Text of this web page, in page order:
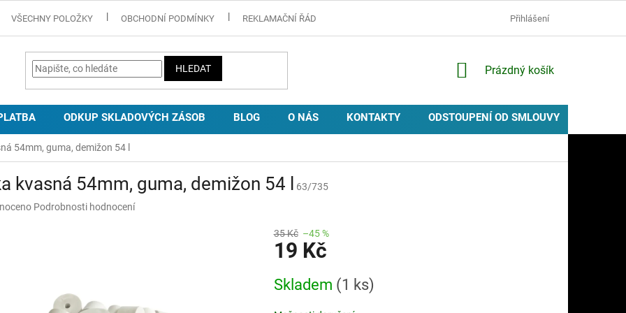
VŠECHNY POLOŽKY OBCHODNÍ PODMÍNKY REKLAMAČNÍ ŘÁD ZÁSADY POUŽÍVÁNÍ COOKIES
Přihlášení
HLEDAT
NÁKUPNÍ
Prázdný košík
ODKUP SKLADOVÝCH ZÁSOB BLOG O NÁS KONTAKTY ODSTOUPENÍ OD SMLOUVY
54mm, guma, demižon 54 l
kvasná 54mm, guma, demižon 54 l
63/735
Podrobnosti hodnocení
35 Kč –45 %
19 Kč
cena:
Skladem (1 ks)